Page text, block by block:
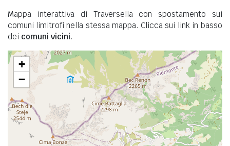
Mappa interattiva di Traversella con spostamento sui
comuni limitrofi nella stessa mappa. Clicca sui link in basso
dei comuni vicini.
+
−